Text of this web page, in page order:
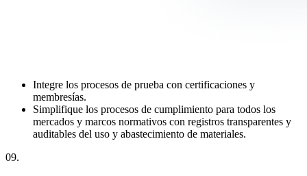
Integre los procesos de prueba con certificaciones y
membresías.
Simplifique los procesos de cumplimiento para todos los
mercados y marcos normativos con registros transparentes y
auditables del uso y abastecimiento de materiales.
09.